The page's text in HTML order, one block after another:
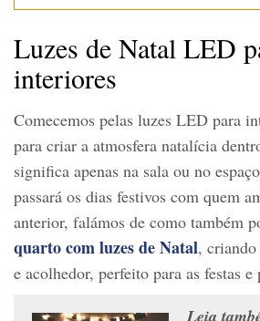
Luzes de Natal LED
interiores
Comecemos pelas luzes LED para
para criar a atmosfera natalícia
significa apenas na sala ou no
passará os dias festivos com quem
anterior, falámos de como também
quarto com luzes de Natal,
e acolhedor, perfeito para as festas e
Leia